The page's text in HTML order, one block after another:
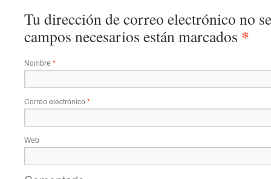
Tu dirección de correo electrónico no
campos necesarios están marcados *
Nombre *
Correo electrónico *
Web